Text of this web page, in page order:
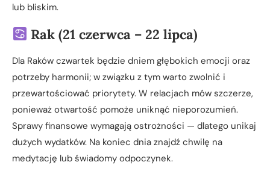
lub bliskim.
Rak (21 czerwca – 22 lipca)
Dla Raków czwartek będzie dniem głębokich emocji oraz
potrzeby harmonii; w związku z tym warto zwolnić i
przewartościować priorytety. W relacjach mów szczerze,
ponieważ otwartość pomoże uniknąć nieporozumień.
Sprawy finansowe wymagają ostrożności — dlatego unikaj
dużych wydatków. Na koniec dnia znajdź chwilę na
medytację lub świadomy odpoczynek.